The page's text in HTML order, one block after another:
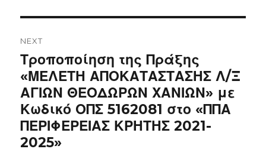
NEXT
Next
post:
Τροποποίηση της Πράξης
«ΜΕΛΕΤΗ ΑΠΟΚΑΤΑΣΤΑΣΗΣ Λ/Ξ
ΑΓΙΩΝ ΘΕΟΔΩΡΩΝ ΧΑΝΙΩΝ» με
Κωδικό ΟΠΣ 5162081 στο «ΠΠΑ
ΠΕΡΙΦΕΡΕΙΑΣ ΚΡΗΤΗΣ 2021-
2025»